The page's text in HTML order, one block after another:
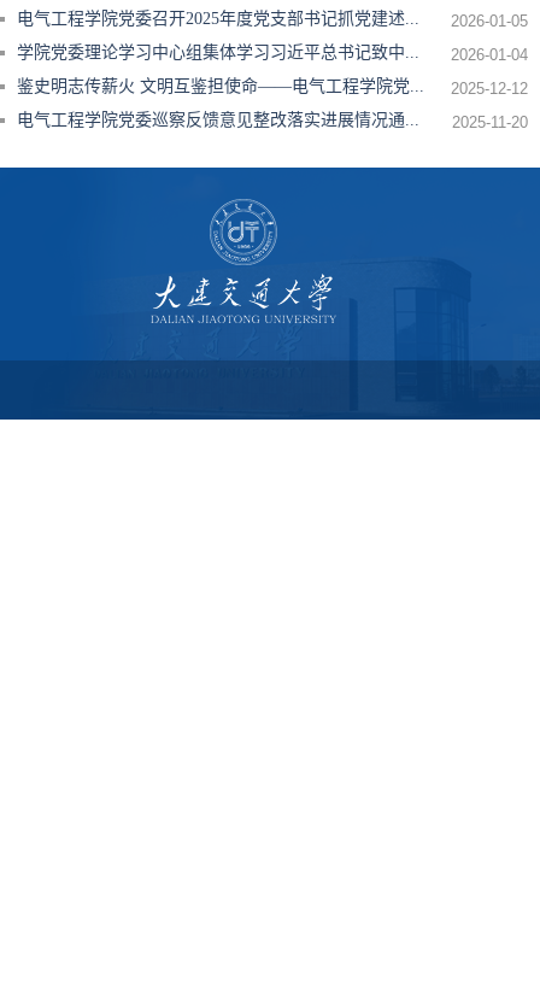
电气工程学院党委召开2025年度党支部书记抓党建述...
2026-01-05
学院党委理论学习中心组集体学习习近平总书记致中...
2026-01-04
鉴史明志传薪火 文明互鉴担使命——电气工程学院党...
2025-12-12
电气工程学院党委巡察反馈意见整改落实进展情况通... 2025-11-20